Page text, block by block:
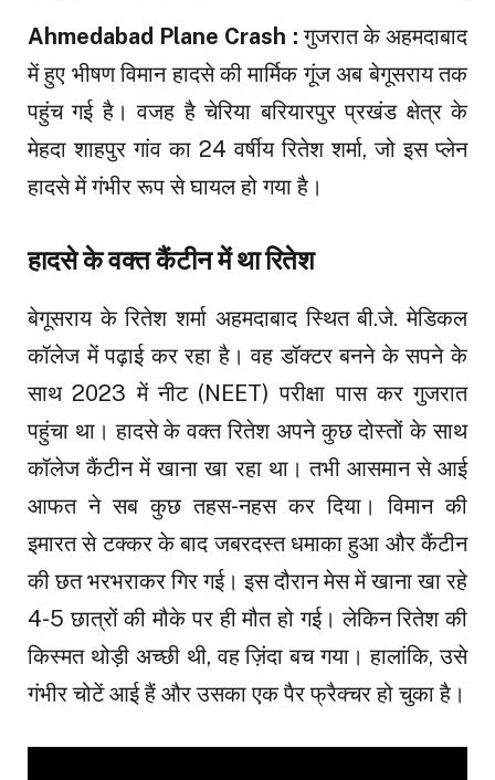
Ahmedabad Plane Crash :गुजरात के अहमदाबाद
में हुए भीषण विमान हादसे की मार्मिक गूंज अब बेगूसराय तक
पहुंच गई है। वजह है चेरिया बरियारपुर प्रखंड क्षेत्र के
मेहदा शाहपुर गांव का 24 वर्षीय रितेश शर्मा, जो इस प्लेन
हादसे में गंभीर रूप से घायल हो गया है।
हादसे के वक्त कैंटीन में था रितेश
बेगूसराय के रितेश शर्मा अहमदाबाद स्थित बी.जे. मेडिकल
कॉलेज में पढ़ाई कर रहा है। वह डॉक्टर बनने के सपने के
साथ 2023 में नीट (NEET) परीक्षा पास कर गुजरात
पहुंचा था। हादसे के वक्त रितेश अपने कुछ दोस्तों के साथ
कॉलेज कैंटीन में खाना खा रहा था। तभी आसमान से आई
आफत ने सब कुछ तहस-नहस कर दिया। विमान की
इमारत से टक्कर के बाद जबरदस्त धमाका हुआ और कैंटीन
की छत भरभराकर गिर गई। इस दौरान मेस में खाना खा रहे
4-5 छात्रों की मौके पर ही मौत हो गई। लेकिन रितेश की
किस्मत थोड़ी अच्छी थी, वह ज़िंदा बच गया। हालांकि, उसे
गंभीर चोटें आई हैं और उसका एक पैर फ्रैक्चर हो चुका है।